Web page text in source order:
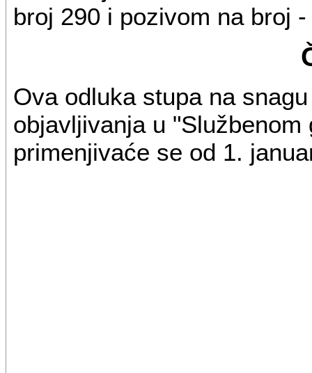
broj 290 i pozivom na broj
Ova odluka stupa na
objavljivanja u
primenjivaće se od 1.